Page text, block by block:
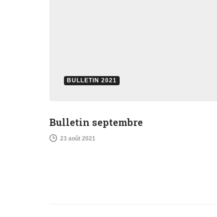
BULLETIN 2021
Bulletin septembre
23 août 2021